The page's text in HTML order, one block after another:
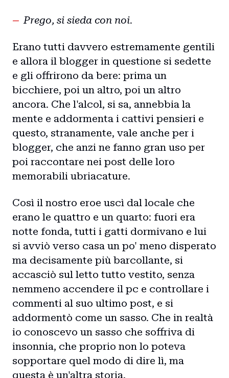
Prego, si sieda con noi.
Erano tutti davvero estremamente gentili
e allora il blogger in questione si sedette
e gli offrirono da bere: prima un
bicchiere, poi un altro, poi un altro
ancora. Che l'alcol, si sa, annebbia la
mente e addormenta i cattivi pensieri e
questo, stranamente, vale anche per i
blogger, che anzi ne fanno gran uso per
poi raccontare nei post delle loro
memorabili ubriacature.
Così il nostro eroe uscì dal locale che
erano le quattro e un quarto: fuori era
notte fonda, tutti i gatti dormivano e lui
si avviò verso casa un po' meno disperato
ma decisamente più barcollante, si
accasciò sul letto tutto vestito, senza
nemmeno accendere il pc e controllare i
commenti al suo ultimo post, e si
addormentò come un sasso. Che in realtà
io conoscevo un sasso che soffriva di
insonnia, che proprio non lo poteva
sopportare quel modo di dire lì, ma
questa è un'altra storia.